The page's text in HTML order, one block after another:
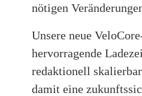
nötigen
Unsere neue
hervorragende
redaktionell
damit eine